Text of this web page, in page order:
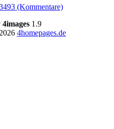
4images 1.9
4homepages.de